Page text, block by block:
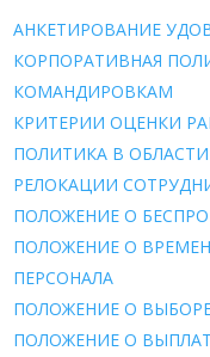
АНКЕТИРОВАНИЕ
КОРПОРАТИВНАЯ
КОМАНДИРОВКАМ
КРИТЕРИИ ОЦЕНКИ
ПОЛИТИКА В
РЕЛОКАЦИИ
ПОЛОЖЕНИЕ О
ПОЛОЖЕНИЕ О
ПЕРСОНАЛА
ПОЛОЖЕНИЕ О
ПОЛОЖЕНИЕ О